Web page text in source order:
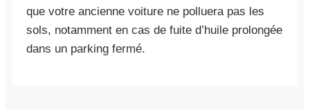
que votre ancienne voiture ne polluera pas les
sols, notamment en cas de fuite d’huile prolongée
dans un parking fermé.